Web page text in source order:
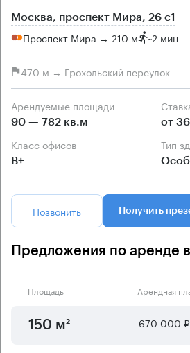
Москва, проспект Мира, 26 с1
Проспект Мира → 210 м ~2 мин
470 м → Грохольский переулок
Арендуемые площади
90 — 782 кв.м от
Класс офисов
B+
Тип
Позвонить Получить
Предложения по аренде
Площадь Арендная
150 м² 670 000 ₽